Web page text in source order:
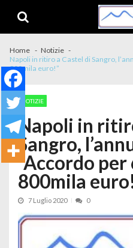
Home
Notizie
Napoli in ritiro a Castel di Sangro,
800mila euro!”
NOTIZIE
Napoli in
Sangro,
“Accordo per
800mila
7 Luglio 2020 0